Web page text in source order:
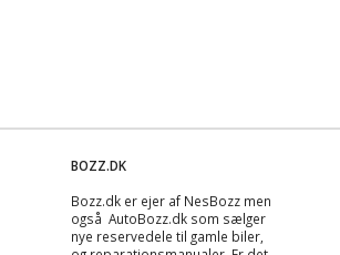
BOZZ.DK
Bozz.dk er ejer af NesBozz men
også AutoBozz.dk som sælger
nye reservedele til gamle biler,